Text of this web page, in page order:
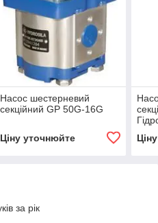
Насос шестерневий
секційний GP 50G-16G
Ціну уточнюйте
за рік